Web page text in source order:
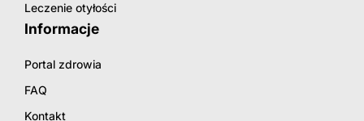
Leczenie otyłości
Informacje
Portal zdrowia
FAQ
Kontakt